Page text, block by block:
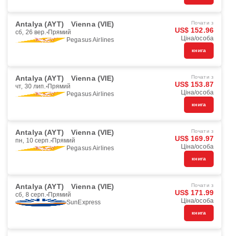
Antalya (AYT) Vienna (VIE)
сб, 26 вер. Прямий
Pegasus Airlines
Почати з
US$ 152.96
Ціна/особа
книга
Antalya (AYT) Vienna (VIE)
чт, 30 лип. Прямий
Pegasus Airlines
Почати з
US$ 153.87
Ціна/особа
книга
Antalya (AYT) Vienna (VIE)
пн, 10 серп. Прямий
Pegasus Airlines
Почати з
US$ 169.97
Ціна/особа
книга
Antalya (AYT) Vienna (VIE)
сб, 8 серп. Прямий
SunExpress
Почати з
US$ 171.99
Ціна/особа
книга